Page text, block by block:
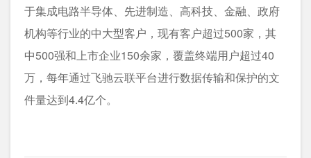
于集成电路半导体、先进制造、高科技、金融、政府
机构等行业的中大型客户，现有客户超过500家，其
中500强和上市企业150余家，覆盖终端用户超过40
万，每年通过飞驰云联平台进行数据传输和保护的文
件量达到4.4亿个。